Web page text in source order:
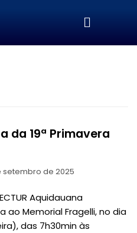
da 19ª Primavera
setembro de 2025
Aquidauana
ao Memorial Fragelli, no dia
das 7h30min às